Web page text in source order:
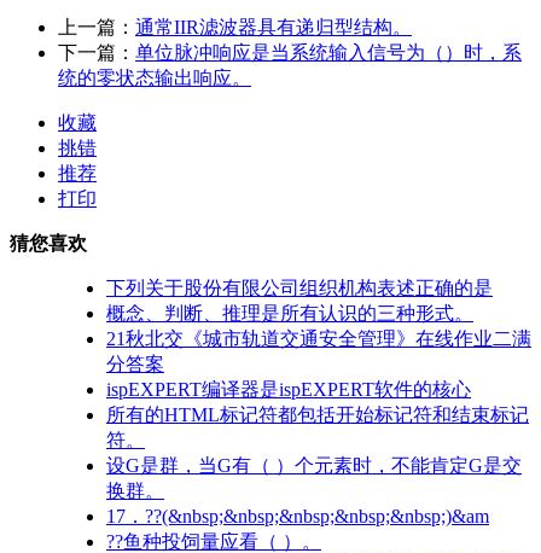
上一篇： 通常IIR滤波器具有递归型结构。
下一篇： 单位脉冲响应是当系统输入信号为（）时，系
统的零状态输出响应。
收藏
挑错
推荐
打印
猜您喜欢
下列关于股份有限公司组织机构表述正确的是
概念、判断、推理是所有认识的三种形式。
21秋北交《城市轨道交通安全管理》在线作业二满
分答案
ispEXPERT编译器是ispEXPERT软件的核心
所有的HTML标记符都包括开始标记符和结束标记
符。
设G是群，当G有（ ）个元素时，不能肯定G是交
换群。
17．??(&nbsp;&nbsp;&nbsp;&nbsp;&nbsp;)&am
??鱼种投饲量应看（ ）。